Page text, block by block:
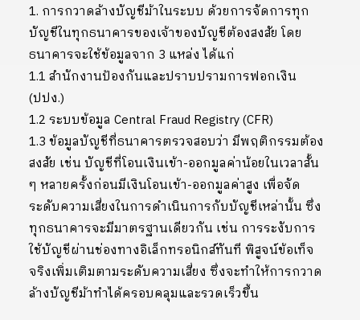
1. การกวาดล้างบัญชีม้าในระบบ ด้วยการจัดการทุก
บัญชีในทุกธนาคารของเจ้าของบัญชีต้องสงสัย โดย
ธนาคารจะใช้ข้อมูลจาก 3 แหล่ง ได้แก่
1.1 สำนักงานป้องกันและปราบปรามการฟอกเงิน
(ปปง.)
1.2 ระบบข้อมูล Central Fraud Registry (CFR)
1.3 ข้อมูลบัญชีที่ธนาคารตรวจสอบว่า มีพฤติกรรมต้อง
สงสัย เช่น บัญชีที่โอนเงินเข้า-ออกมูลค่าน้อยในเวลาสั้น
ๆ หลายครั้งก่อนมีเงินโอนเข้า-ออกมูลค่าสูง เพื่อจัด
ระดับความเสี่ยงในการดำเนินการกับบัญชีเหล่านั้น ซึ่ง
ทุกธนาคารจะมีมาตรฐานเดียวกัน เช่น การระงับการ
ใช้บัญชีผ่านช่องทางอิเล็กทรอนิกส์ทันที พิสูจน์ข้อเท็จ
จริงเพิ่มเติมตามระดับความเสี่ยง ซึ่งจะทำให้การกวาด
ล้างบัญชีม้าทำได้ครอบคลุมและรวดเร็วขึ้น